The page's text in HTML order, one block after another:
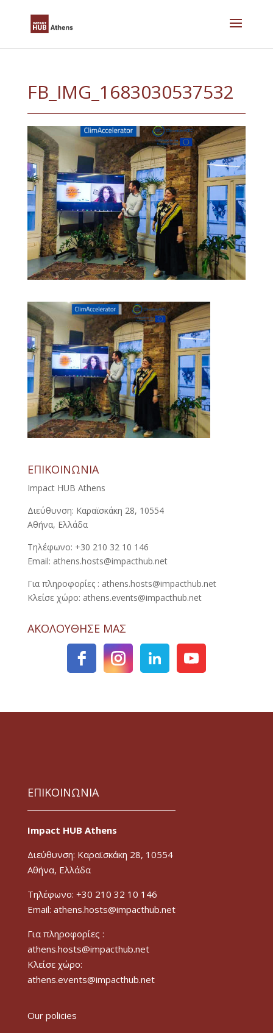
FB_IMG_1683030537532
ΕΠΙΚΟΙΝΩΝΙΑ
Impact HUB Athens
Διεύθυνση: Καραϊσκάκη 28, 10554
Αθήνα, Ελλάδα
Τηλέφωνο: +30 210 32 10 146
Email: athens.hosts@impacthub.net
Για πληροφορίες : athens.hosts@impacthub.net
Κλείσε χώρο: athens.events@impacthub.net
ΑΚΟΛΟΥΘΗΣΕ ΜΑΣ
ΕΠΙΚΟΙΝΩΝΙΑ
Impact HUB Athens
Διεύθυνση: Καραϊσκάκη 28, 10554
Αθήνα, Ελλάδα
Τηλέφωνο: +30 210 32 10 146
Email: athens.hosts@impacthub.net
Για πληροφορίες :
athens.hosts@impacthub.net
Κλείσε χώρο:
athens.events@impacthub.net
Our policies